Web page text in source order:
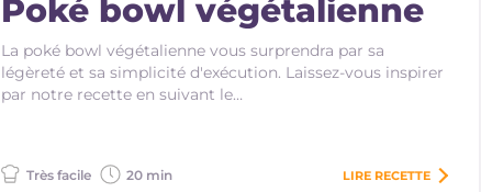
Poké bowl végétalienne
La poké bowl végétalienne vous surprendra par sa
légèreté et sa simplicité d'exécution. Laissez-vous inspirer
par notre recette en suivant le…
Très facile 20 min LIRE RECETTE